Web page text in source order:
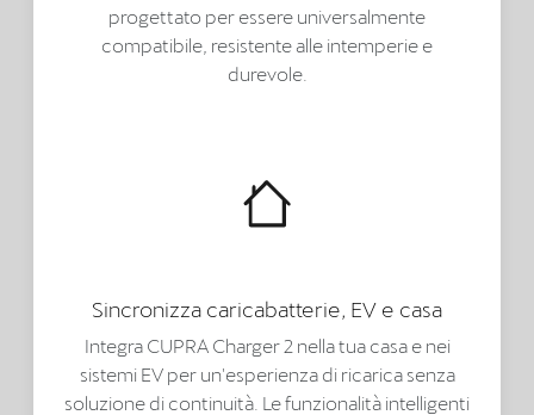
progettato per essere universalmente
compatibile, resistente alle intemperie e
durevole.
Sincronizza caricabatterie, EV e casa
Integra CUPRA Charger 2 nella tua casa e nei
sistemi EV per un'esperienza di ricarica senza
soluzione di continuità. Le funzionalità intelligenti